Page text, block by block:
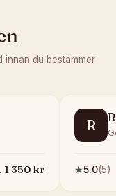
innan du bestämmer
1 350kr
R
★5.0(5)